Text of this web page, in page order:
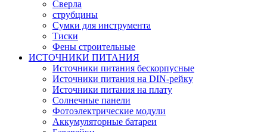
Сверла
струбцины
Сумки для инструмента
Тиски
Фены строительные
ИСТОЧНИКИ ПИТАНИЯ
Источники питания бескорпусные
Источники питания на DIN-рейку
Источники питания на плату
Солнечные панели
Фотоэлектрические модули
Аккумуляторные батареи